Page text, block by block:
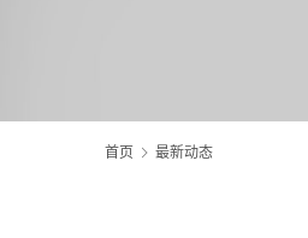
首页 最新动态